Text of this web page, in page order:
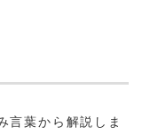
言葉から解説しま